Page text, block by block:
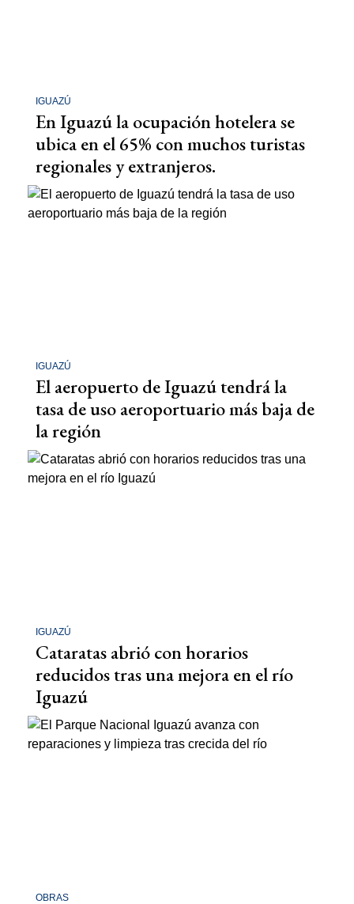
IGUAZÚ
En Iguazú la ocupación hotelera se
ubica en el 65% con muchos turistas
regionales y extranjeros.
IGUAZÚ
El aeropuerto de Iguazú tendrá la
tasa de uso aeroportuario más baja de
la región
IGUAZÚ
Cataratas abrió con horarios
reducidos tras una mejora en el río
Iguazú
OBRAS